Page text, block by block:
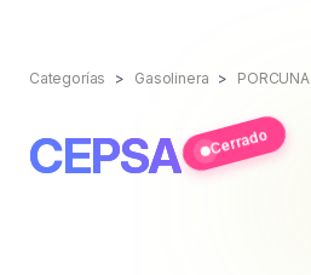
Categorías Gasolinera PORCUNA
CEPSA Cerrado